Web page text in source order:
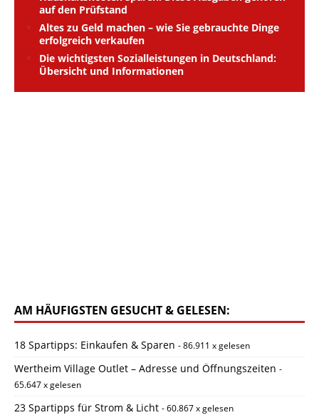
auf den Prüfstand
Altes zu Geld machen – wie Sie gebrauchte Dinge
erfolgreich verkaufen
Die wichtigsten Sozialleistungen in Deutschland:
Übersicht und Informationen
AM HÄUFIGSTEN GESUCHT & GELESEN:
18 Spartipps: Einkaufen & Sparen - 86.911 x gelesen
Wertheim Village Outlet – Adresse und Öffnungszeiten -
65.647 x gelesen
23 Spartipps für Strom & Licht - 60.867 x gelesen